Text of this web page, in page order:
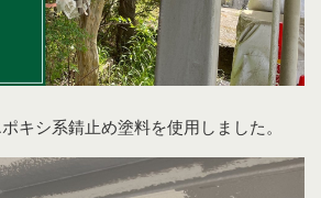
キシ系錆止め塗料を使用しました。